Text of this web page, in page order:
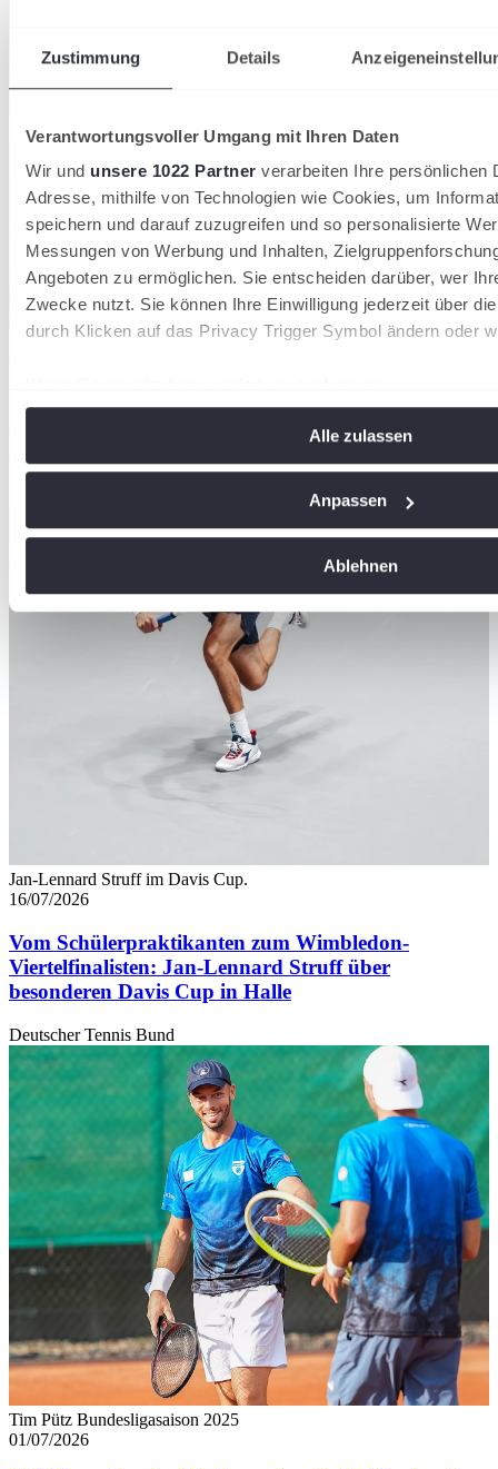
Zustimmung Details
Verantwortungsvoller Umgang mit Ihren Daten
Wir und unsere 1022 Partner verarbeiten Ihre persönlichen
Adresse, mithilfe von Technologien wie Cookies, um
speichern und darauf zuzugreifen und so personalisierte
Messungen von Werbung und Inhalten,
Angeboten zu ermöglichen. Sie entscheiden darüber, wer
Zwecke nutzt. Sie können Ihre Einwilligung jederzeit über
durch Klicken auf das Privacy Trigger Symbol ändern oder
Ihr Gerät durch aktives Scannen nach bestimmten
Erfahren Sie mehr darüber, wie Ihre persönlichen Daten
soziale Medien anbieten zu können und die Zugriffe auf
analysieren. Außerdem geben wir Informationen zu Ihrer
an unsere Partner für soziale Medien, Werbung und
führen diese Informationen möglicherweise mit weiteren
ihnen bereitgestellt haben oder die sie im Rahmen Ihrer
gesammelt haben. DieCookie-Einstellungen
Alle zulassen
Anpassen
Ablehnen
Der DTB verzeichnet 2026 insgesamt 1.553.580 Mitglieder in 8.612
36.000 neue Mitglieder: Tennis wächst 2026 stärker
Jan-Lennard Struff im Davis Cup.
16/07/2026
Vom Schülerpraktikanten zum Wimbledon-
Viertelfinalisten: Jan-Lennard Struff über
besonderen Davis Cup in Halle
Deutscher Tennis Bund
Tim Pütz Bundesligasaison 2025
01/07/2026